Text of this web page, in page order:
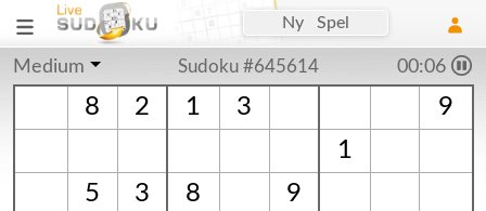
Ny Spel
Medium Sudoku #645614 00:06
8 2 1 3
9
1
5
3 8
9